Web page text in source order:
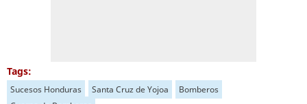
Tags:
Sucesos Honduras Santa Cruz de Yojoa
Bomberos